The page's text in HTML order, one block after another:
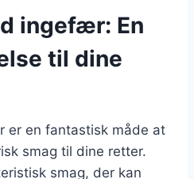
ingefær: En
til dine
er en fantastisk måde at
smag til dine retter.
smag, der kan